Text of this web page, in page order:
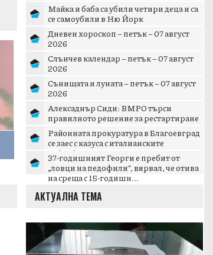
Майка и баба са убили четири деца и са
се самоубили в Ню Йорк
Дневен хороскоп – петък – 07 август
2026
Слънчев календар – петък – 07 август
2026
Сънищата и луната – петък – 07 август
2026
Алексаднър Сиди: ВМРО търси
правилното решение за рестартиране
на патриотичното пространст...
Районната прокуратура в Благоевград
се заес с казуса с италианските
тийнейджъри в Банско
37-годишният Георги е пребит от
„ловци на педофили“, вярвал, че отива
на среща с 15-годишн...
АКТУАЛНА ТЕМА